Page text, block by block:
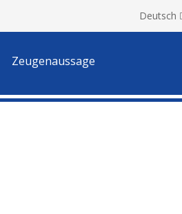
Deutsch
Zeugenaussage